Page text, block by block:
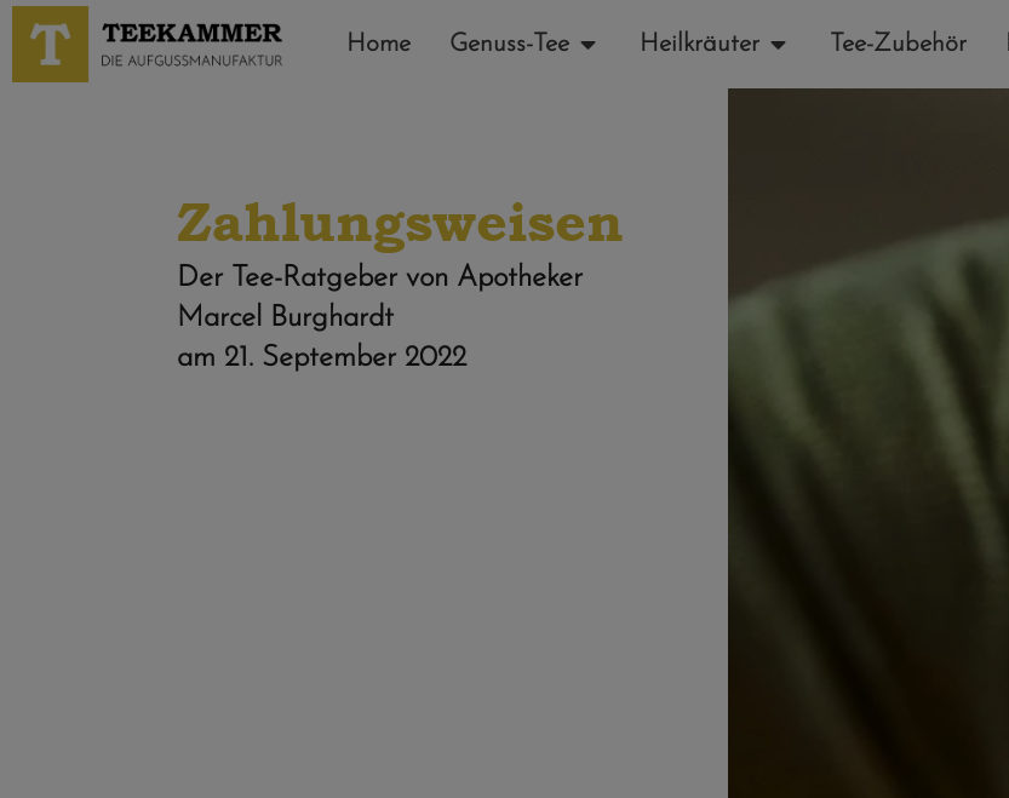
Home Genuss-Tee Heilkräuter Tee-Zubehör
Zahlungsweisen
Der Tee-Ratgeber von Apotheker
Marcel Burghardt
am 21. September 2022